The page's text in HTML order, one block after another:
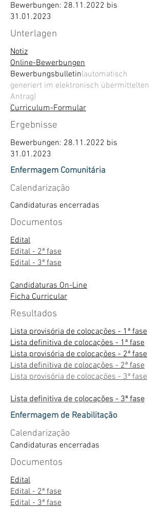
Bewerbungen: 28.11.2022 bis
31.01.2023
Unterlagen
Notiz
Online-Bewerbungen
Bewerbungsbulletin(automatisch
generiert im elektronisch übermittelten
Antrag)
Curriculum-Formular
Ergebnisse
Bewerbungen: 28.11.2022 bis
31.01.2023
Enfermagem Comunitária
Calendarização
Candidaturas encerradas
Documentos
Edital
Edital - 2ª fase
Edital - 3ª fase
Candidaturas On-Line
Ficha Curricular
Resultados
Lista provisória de colocações - 1ª fase
Lista definitiva de colocações - 1ª fase
Lista provisória de colocações - 2ª fase
Lista definitiva de colocações - 2ª fase
Lista provisória de colocações - 3ª fase
Lista definitiva de colocações - 3ª fase
Enfermagem de Reabilitação
Calendarização
Candidaturas encerradas
Documentos
Edital
Edital - 2ª fase
Edital - 3ª fase